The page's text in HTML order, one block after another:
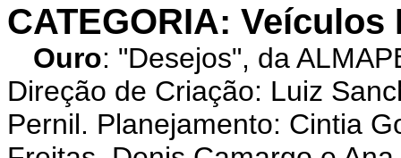
CATEGORIA:
Ouro: "Desejos", da
Direção de Criação: Luiz
Pernil. Planejamento: Cintia